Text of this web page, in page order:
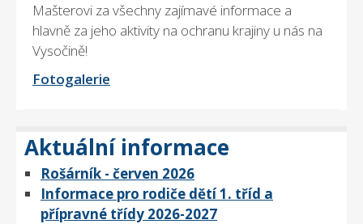
Mašterovi za všechny zajímavé informace a
hlavně za jeho aktivity na ochranu krajiny u nás na
Vysočině!
Fotogalerie
Aktuální informace
Rošárník - červen 2026
Informace pro rodiče dětí 1. tříd a
přípravné třídy 2026-2027